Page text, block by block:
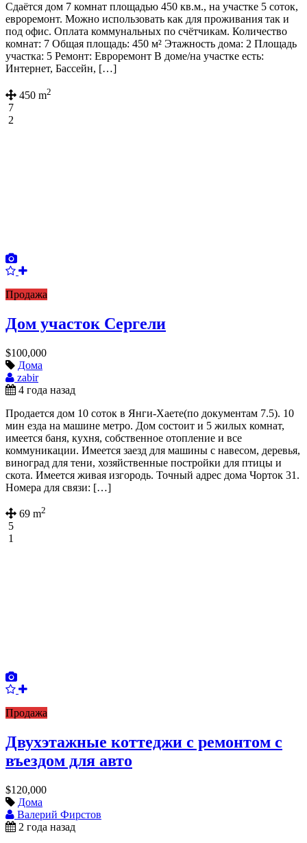
Сдаётся дом 7 комнат площадью 450 кв.м., на участке 5 соток,
евроремонт. Можно использовать как для проживания так и
под офис. Оплата коммунальных по счётчикам. Количество
комнат: 7 Общая площадь: 450 м² Этажность дома: 2 Площадь
участка: 5 Ремонт: Евроремонт В доме/на участке есть:
Интернет, Бассейн, […]
450 m2
7
2
Продажа
Дом участок Сергели
$100,000
Дома
zabir
4 года назад
Продается дом 10 соток в Янги-Хаете(по документам 7.5). 10
мин езда на машине метро. Дом состоит и 5 жилых комнат,
имеется баня, кухня, собственное отопление и все
коммуникации. Имеется заезд для машины с навесом, деревья,
виноград для тени, хозяйственные постройки для птицы и
скота. Имеется живая изгородь. Точный адрес дома Чорток 31.
Номера для связи: […]
69 m2
5
1
Продажа
Двухэтажные коттеджи с ремонтом с
въездом для авто
$120,000
Дома
Валерий Фирстов
2 года назад